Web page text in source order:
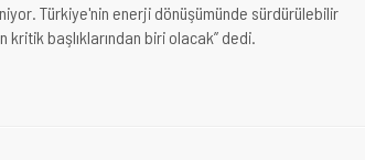
Türkiye'nin enerji dönüşümünde sürdürülebilir
başlıklarından biri olacak” dedi.